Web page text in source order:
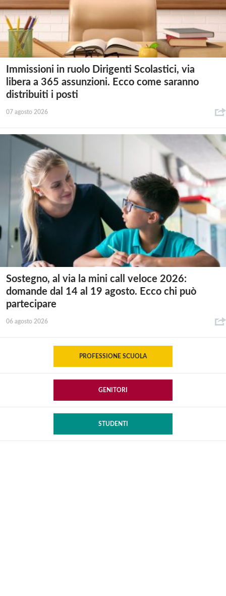
Immissioni in ruolo Dirigenti Scolastici, via
libera a 365 assunzioni. Ecco come saranno
distribuiti i posti
07 agosto 2026
Sostegno, al via la mini call veloce 2026:
domande dal 14 al 19 agosto. Ecco chi può
partecipare
06 agosto 2026
PROFESSIONE SCUOLA
GENITORI
STUDENTI